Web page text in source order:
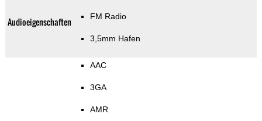
Audioeigenschaften FM Radio
3,5mm Hafen
AAC
3GA
AMR